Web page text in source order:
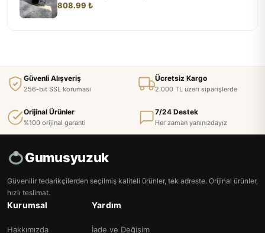
808.99 ₺
Güvenli Alışveriş
256-bit SSL koruması
Ücretsiz Kargo
2.000 TL üzeri siparişlerde
Orijinal Ürünler
%100 orijinal garanti
7/24 Destek
Her zaman yanınızdayız
Gumusyuzuk
Güvenilir tedarikçilerden seçilmiş kaliteli ürünler, tek adreste. Orijinal ürünler,
hızlı teslimat.
Kurumsal
Hakkımızda
Yardım
İade ve Değişim